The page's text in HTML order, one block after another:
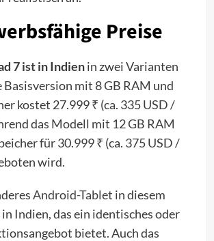
Preise
7 ist in Indienin zwei Varianten
mit 8 GB RAM und
kostet 27.999 ₹ (ca. 335 USD /
das Modell mit 12 GB RAM
für 30.999 ₹ (ca. 375 USD /
wird.
Android-Tablet in diesem
Indien, das ein identisches oder
bietet. Auch das